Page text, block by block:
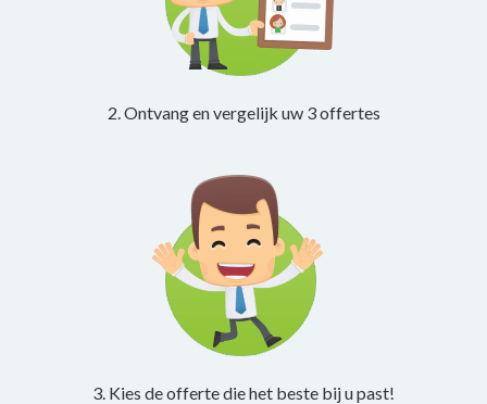
2. Ontvang en vergelijk uw 3 offertes
3. Kies de offerte die het beste bij u past!